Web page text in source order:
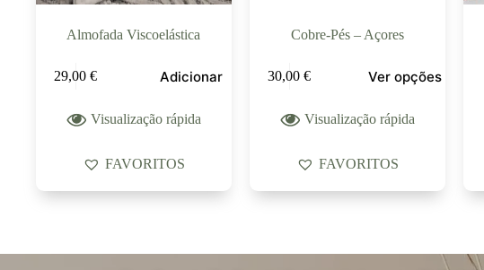
Almofada Viscoelástica
29,00€ Adicionar
Visualização rápida
FAVORITOS
Cobre-Pés – Açores
30,00€ Ver opções
Visualização rápida
FAVORITOS